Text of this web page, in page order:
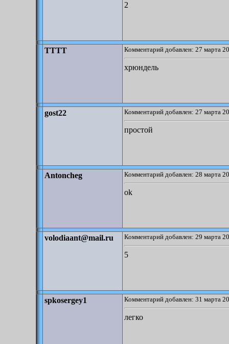
2
TTTT Комментарий добавлен: 27 марта
хрюндель
gost22 Комментарий добавлен: 27 марта
простой
Antoncheg Комментарий добавлен: 28 марта
ok
volodiaant@mail.ru Комментарий добавлен: 29 марта
5
spkosergey1 Комментарий добавлен: 31 марта
легко